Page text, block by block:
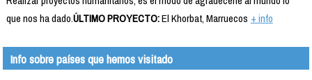
que nos ha dado.ÚLTIMO PROYECTO:El Khorbat, Marruecos + info
Info sobre países que hemos visitado